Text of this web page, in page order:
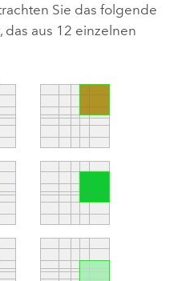
Sie das folgende
das aus 12 einzelnen